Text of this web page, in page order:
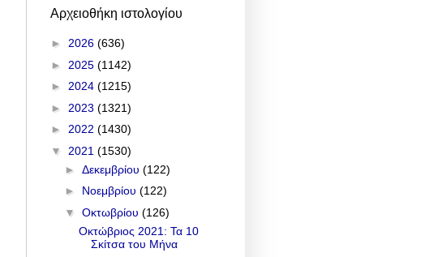
Αρχειοθήκη ιστολογίου
► 2026 (636)
► 2025 (1142)
► 2024 (1215)
► 2023 (1321)
► 2022 (1430)
▼ 2021 (1530)
► Δεκεμβρίου (122)
► Νοεμβρίου (122)
▼ Οκτωβρίου (126)
Οκτώβριος 2021: Τα 10
Σκίτσα του Μήνα